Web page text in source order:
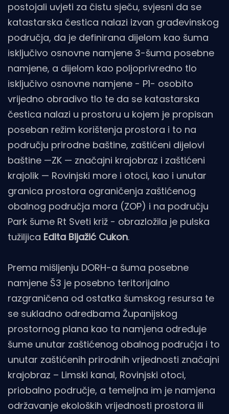
postojali uvjeti za čistu sječu, svjesni da se
katastarska čestica nalazi izvan građevinskog
područja, da je definirana dijelom kao šuma
isključivo osnovne namjene 3-šuma posebne
namjene, a dijelom kao poljoprivredno tlo
isključivo osnovne namjene - P1- osobito
vrijedno obradivo tlo te da se katastarska
čestica nalazi u prostoru u kojem je propisan
poseban režim korištenja prostora i to na
području prirodne baštine, zaštićeni dijelovi
baštine —ZK — značajni krajobraz i zaštićeni
krajolik — Rovinjski more i otoci, kao i unutar
granica prostora ograničenja zaštićenog
obalnog područja mora (ZOP) i na području
Park šume Rt Sveti križ - obrazložila je pulska
tužiljica Edita Bijažić Cukon.
Prema mišljenju DORH-a šuma posebne
namjene Š3 je posebno teritorijalno
razgraničena od ostatka šumskog resursa te
se sukladno odredbama Županijskog
prostornog plana kao ta namjena određuje
šume unutar zaštićenog obalnog područja i to
unutar zaštićenih prirodnih vrijednosti značajni
krajobraz – Limski kanal, Rovinjski otoci,
priobalno područje, a temeljna im je namjena
održavanje ekoloških vrijednosti prostora ili